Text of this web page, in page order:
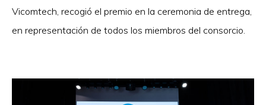
Vicomtech, recogió el premio en la ceremonia de entrega,
en representación de todos los miembros del consorcio.